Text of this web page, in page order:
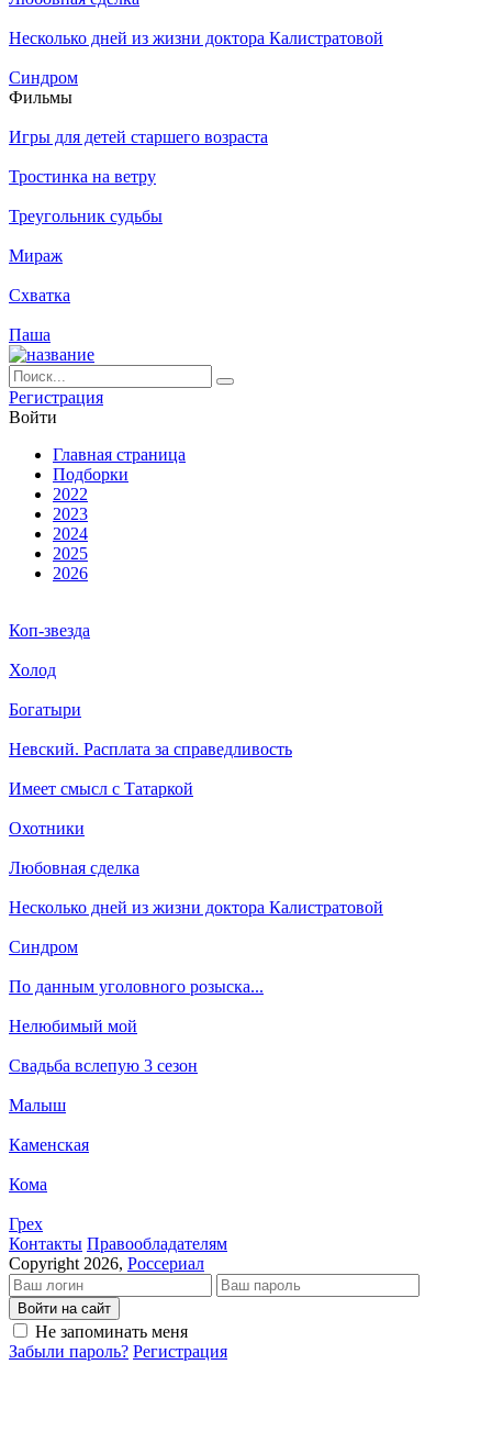
Несколько дней из жизни доктора Калистратовой
Синдром
Филь­мы
Игры для детей старшего возраста
Тростинка на ветру
Треугольник судьбы
Мираж
Схватка
Паша
Ре­ги­ст­ра­ция
Вой­ти
Глав­ная стра­ни­ца
Подборки
2022
2023
2024
2025
2026
Коп-звезда
Холод
Богатыри
Невский. Расплата за справедливость
Имеет смысл с Татаркой
Охотники
Любовная сделка
Несколько дней из жизни доктора Калистратовой
Синдром
По данным уголовного розыска...
Нелюбимый мой
Свадьба вслепую 3 сезон
Малыш
Каменская
Кома
Грех
Кон­так­ты Пра­во­об­ла­да­те­лям
Copyright 2026, Россериал
Войти на сайт
Не запоминать меня
Забыли пароль? Регистрация